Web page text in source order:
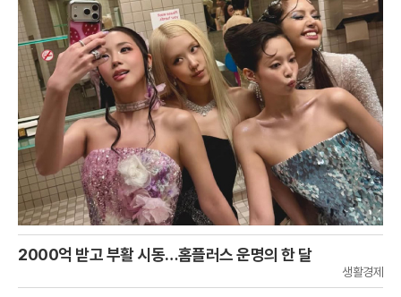
2000억 받고 부활 시동…홈플러스 운명의 한 달
생활경제